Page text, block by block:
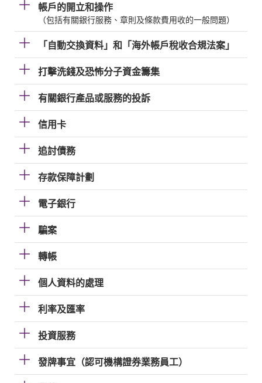
帳戶的開立和操作
（包括有關銀行服務、章則及條款費用收的一般問題）
「自動交換資料」和「海外帳戶稅收合規法案」
打擊洗錢及恐怖分子資金籌集
有關銀行產品或服務的投訴
信用卡
追討債務
存款保障計劃
電子銀行
騙案
轉帳
個人資料的處理
利率及匯率
投資服務
發牌事宜（認可機構證券業務員工）